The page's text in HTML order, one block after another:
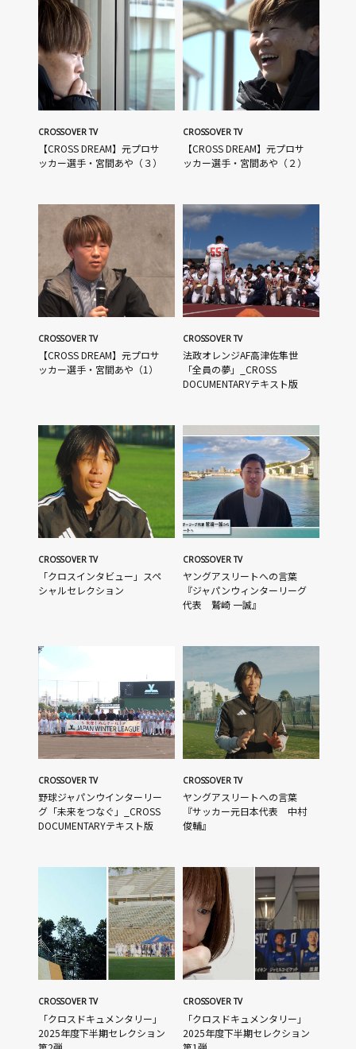
CROSSOVER TV
【CROSS DREAM】元プロサ
ッカー選手・宮間あや（３）
CROSSOVER TV
【CROSS DREAM】元プロサ
ッカー選手・宮間あや（２）
CROSSOVER TV
【CROSS DREAM】元プロサ
ッカー選手・宮間あや（1）
CROSSOVER TV
法政オレンジAF高津佐隼世
「全員の夢」_CROSS
DOCUMENTARYテキスト版
CROSSOVER TV
「クロスインタビュー」スペ
シャルセレクション
CROSSOVER TV
ヤングアスリートへの言葉
『ジャパンウィンターリーグ
代表 鷲崎 一誠』
CROSSOVER TV
野球ジャパンウインターリー
グ「未来をつなぐ」_CROSS
DOCUMENTARYテキスト版
CROSSOVER TV
ヤングアスリートへの言葉
『サッカー元日本代表 中村
俊輔』
CROSSOVER TV
「クロスドキュメンタリー」
2025年度下半期セレクション
CROSSOVER TV
「クロスドキュメンタリー」
2025年度下半期セレクション